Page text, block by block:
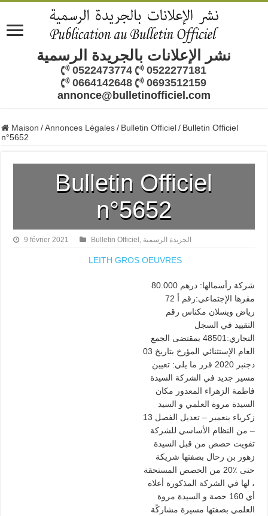
نشر الإعلانات بالجريدة الرسمية
0522473774
0522277181
0664142648
0693512159
annonce@bulletinofficiel.com
Maison / Annonces Légales / Bulletin Officiel / Bulletin Officiel
n°5652
Bulletin Officiel
n°5652
9 février 2021 Bulletin Officiel , الجريدة الرسمية
LEITH GROS OEUVRES
80.000 شركة رأسمالها: درهم
مقرها الإجتماعي:رقم أ 72
رياض ويسلان مكناس رقم
التقييد في السجل
التجاري:48501 بمقتضى الجمع
العام الإستثنائي المؤرخ بتاريخ 03
دجنبر 2020 قرر ما يلي: تعيين
مسير جديد في الشركة السيدة
فاطمة الزهراء المعدور مكان
السيدة مروة العلمي و السيد
زكرياء بنعمير – تعديل الفصل 13
من النظام الأساسي للشركة –
تفويت حصص من قبل السيدة
زهور بن رحال بصفتها شريكة
حتى ٪20 من الحصص المستحقة
لها في الشركة المذكورة أعلاه ،
أي 160 حصة و السيدة مروة
العلمي بصفتها مسيرة مشاركًة